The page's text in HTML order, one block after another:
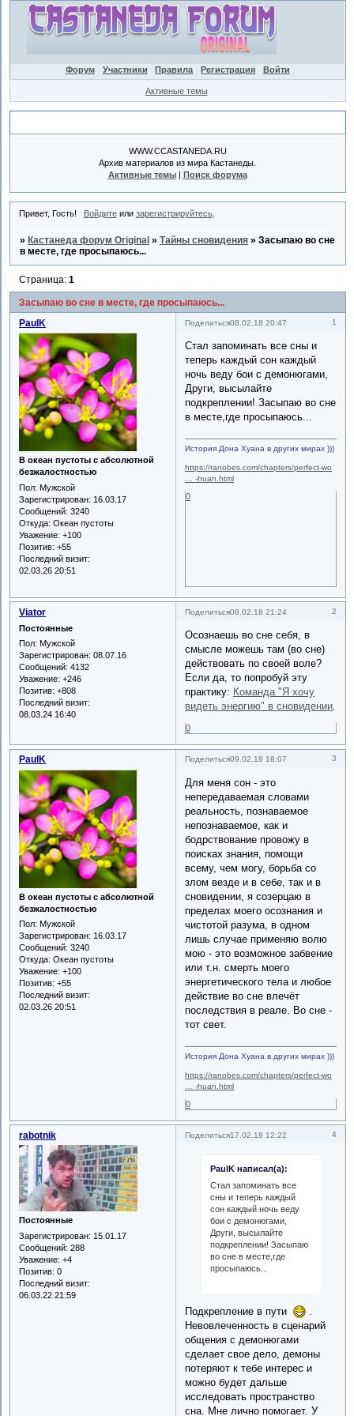
Форум Участники Правила Регистрация Войти
Активные темы
WWW.CCASTANEDA.RU
Архив материалов из мира Кастанеды.
Активные темы| Поиск форума
Привет, Гость! Войдитеили зарегистрируйтесь.
» Кастанеда форум Original »Тайны сновидения »Засыпаю во сне
в месте, где просыпаюсь...
Засыпаю во сне в месте, где просыпаюсь...
Страница:1
Поделиться 1
08.02.18 20:47
PaulK
В океан пустоты с абсолютной
безжалостностью
Пол: Мужской
Зарегистрирован: 16.03.17
Сообщений: 3240
Откуда: Океан пустоты
Уважение: +100
Позитив: +55
Последний визит:
02.03.26 20:51
Стал запоминать все сны и
теперь каждый сон каждый
ночь веду бои с демонюгами,
Други, высылайте
подкреплении! Засыпаю во сне
в месте,где просыпаюсь...
История Дона Хуана в других мирах )))
https://ranobes.com/chapters/perfect-wo
… -huan.html
0
Поделиться 2
08.02.18 21:24
Viator
Постоянные
Пол: Мужской
Зарегистрирован: 08.07.16
Сообщений: 4132
Уважение: +246
Позитив: +808
Последний визит:
08.03.24 16:40
Осознаешь во сне себя, в
смысле можешь там (во сне)
действовать по своей воле?
Если да, то попробуй эту
практику: Команда "Я хочу
видеть энергию" в сновидении.
0
Поделиться 3
09.02.18 18:07
PaulK
В океан пустоты с абсолютной
безжалостностью
Пол: Мужской
Зарегистрирован: 16.03.17
Сообщений: 3240
Откуда: Океан пустоты
Уважение: +100
Позитив: +55
Последний визит:
02.03.26 20:51
Для меня сон - это
непередаваемая словами
реальность, познаваемое
непознаваемое, как и
бодрствование провожу в
поисках знания, помощи
всему, чем могу, борьба со
злом везде и в себе, так и в
сновидении, я созерцаю в
пределах моего осознания и
чистотой разума, в одном
лишь случае применяю волю
мою - это возможное забвение
или т.н. смерть моего
энергетического тела и любое
действие во сне влечёт
последствия в реале. Во сне -
тот свет.
История Дона Хуана в других мирах )))
https://ranobes.com/chapters/perfect-wo
… -huan.html
0
Поделиться 4
17.02.18 12:22
rabotnik
Постоянные
Зарегистрирован: 15.01.17
Сообщений: 288
Уважение: +4
Позитив: 0
Последний визит:
06.03.22 21:59
PaulK написал(а):
Стал запоминать все
сны и теперь каждый
сон каждый ночь веду
бои с демонюгами,
Други, высылайте
подкреплении! Засыпаю
во сне в месте,где
просыпаюсь...
Подкрепление в пути
.
Невовлеченность в сценарий
общения с демонюгами
сделает свое дело, демоны
потеряют к тебе интерес и
можно будет дальше
исследовать пространство
сна. Мне лично помогает. У